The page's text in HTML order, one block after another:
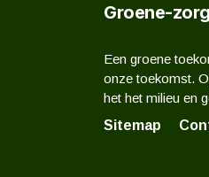
Groene-
Een groene
onze toekomst.
het het milieu en
Sitemap